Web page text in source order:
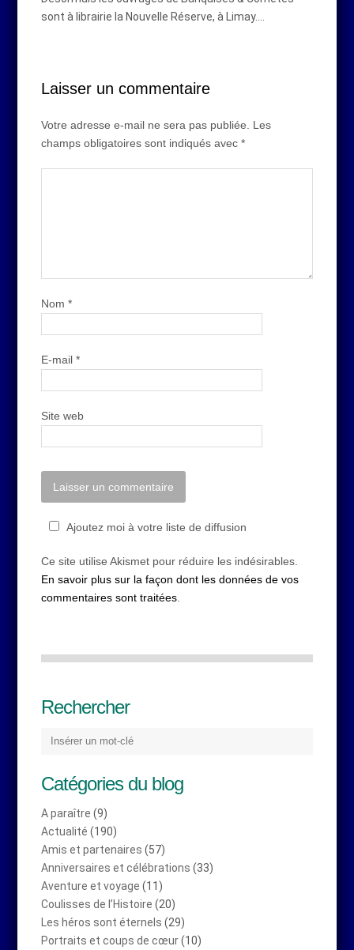
sont à librairie la Nouvelle Réserve, à Limay.…
Laisser un commentaire
Votre adresse e-mail ne sera pas publiée.
Les
champs obligatoires sont indiqués avec*
Nom*
E-mail*
Site web
Ajoutez moi à votre liste de diffusion
Ce site utilise Akismet pour réduire les indésirables.
En savoir plus sur la façon dont les données de vos
commentaires sont traitées
Rechercher
Catégories du blog
A paraître (9)
Actualité (190)
Amis et partenaires (57)
Anniversaires et célébrations (33)
Aventure et voyage (11)
Coulisses de l’Histoire (20)
Les héros sont éternels (29)
Portraits et coups de cœur(10)